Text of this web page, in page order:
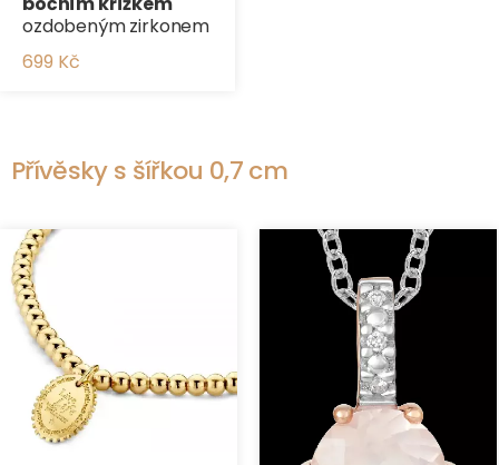
ozdobeným zirkonem
699 Kč
Přívěsky s šířkou 0,7 cm